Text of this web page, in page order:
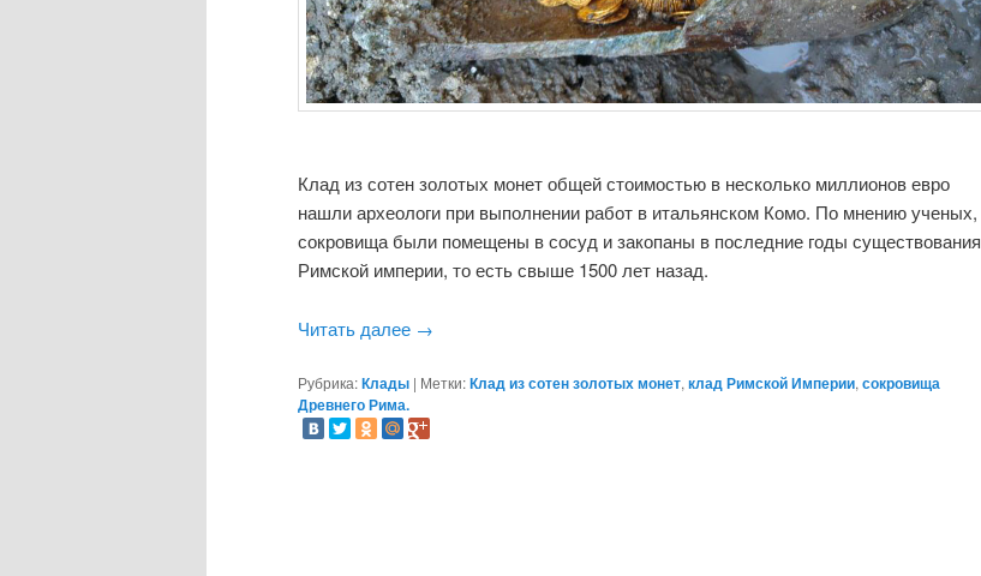
Клад из сотен золотых монет общей стоимостью в несколько миллионов евро
нашли археологи при выполнении работ в итальянском Комо. По мнению ученых,
сокровища были помещены в сосуд и закопаны в последние годы существования
Римской империи, то есть свыше 1500 лет назад.
Читать далее →
Рубрика:Клады | Метки:Клад из сотен золотых монет, клад Римской Империи, сокровища
Древнего Рима.